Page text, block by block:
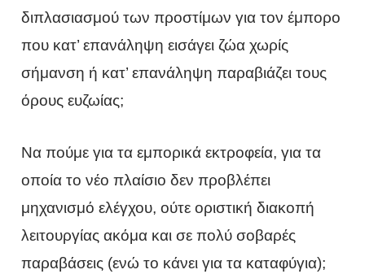
διπλασιασμού των προστίμων για τον έμπορο
που κατ’ επανάληψη εισάγει ζώα χωρίς
σήμανση ή κατ’ επανάληψη παραβιάζει τους
όρους ευζωίας;
Να πούμε για τα εμπορικά εκτροφεία, για τα
οποία το νέο πλαίσιο δεν προβλέπει
μηχανισμό ελέγχου, ούτε οριστική διακοπή
λειτουργίας ακόμα και σε πολύ σοβαρές
παραβάσεις (ενώ το κάνει για τα καταφύγια);